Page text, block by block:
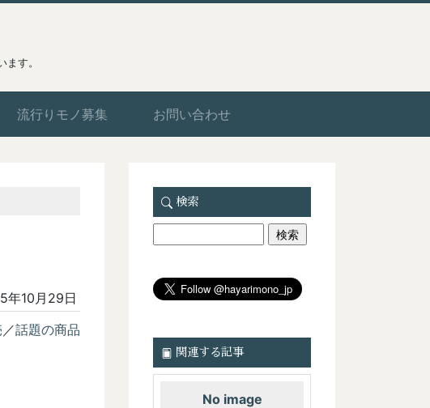
す。
流行りモノ募集 お問い合わせ
年10月29日
／話題の商品
検索
関連する記事
No image